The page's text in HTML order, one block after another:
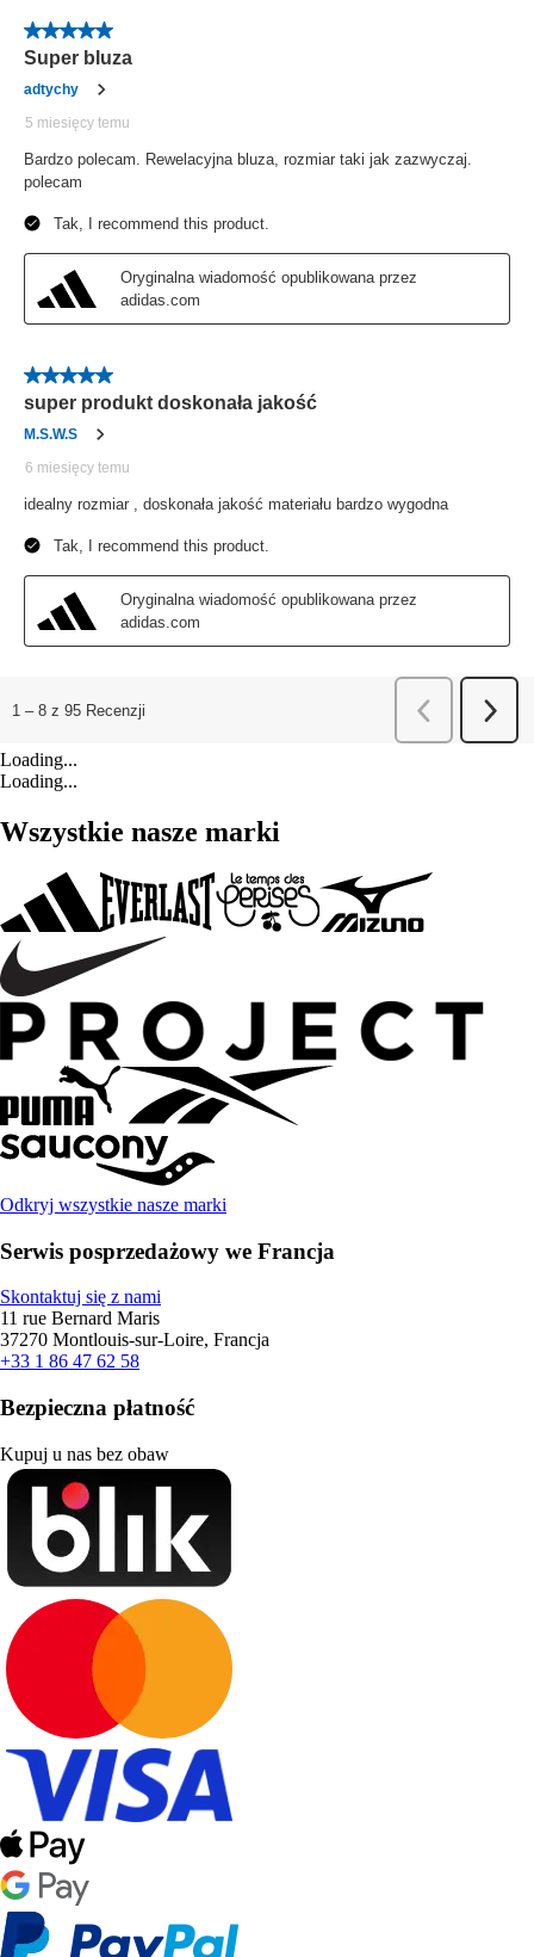
Loading...
Loading...
Wszystkie nasze marki
Odkryj wszystkie nasze marki
Serwis posprzedażowy we Francja
Skontaktuj się z nami
11 rue Bernard Maris
37270 Montlouis-sur-Loire, Francja
+33 1 86 47 62 58
Bezpieczna płatność
Kupuj u nas bez obaw